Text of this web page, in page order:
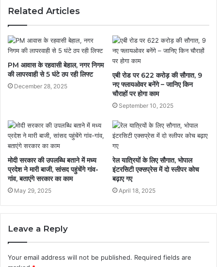
Related Articles
PM आवास के रहवासी बेहाल, नगर निगम
की लापरवाही से 5 घंटे ठप रही लिफ्ट
December 28, 2025
एबी रोड पर 622 करोड़ की सौगात, 9
नए फ्लायओवर बनेंगे – जानिए किन
चौराहों पर होगा काम
September 10, 2025
मोदी सरकार की उपलब्धि बताने में मध्य
प्रदेश ने मारी बाजी, सांसद पहुंचेंगे गांव-
गांव, बताएंगे सरकार का काम
May 29, 2025
रेल यात्रियों के लिए सौगात, भोपाल
इंटरसिटी एक्सप्रेस में दो स्लीपर कोच
बढ़ाए गए
April 18, 2025
Leave a Reply
Your email address will not be published. Required fields are